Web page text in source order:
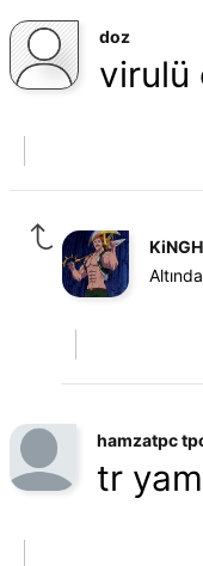
doz
virulü
hamzatpc
tr